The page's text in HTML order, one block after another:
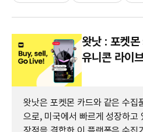
왓낫 : 포켓
유니콘 라이
왓낫은 포켓몬 카드와 같은 수집
으로, 미국에서 빠르게 성장하고